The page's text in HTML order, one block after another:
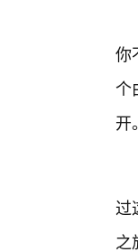
你
个
开
过
之